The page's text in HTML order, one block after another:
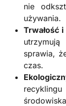
nie
używania.
Trwałość
sprawia,
czas.